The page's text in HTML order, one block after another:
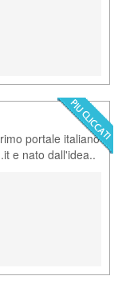
portale italiano
e nato dall'idea..